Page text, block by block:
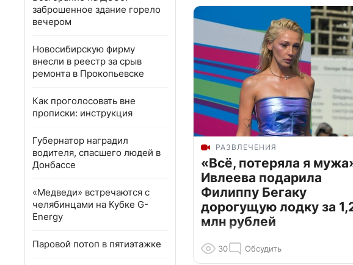
заброшенное здание горело
вечером
Новосибирскую фирму
внесли в реестр за срыв
ремонта в Прокопьевске
Как проголосовать вне
прописки: инструкция
Губернатор наградил
водителя, спасшего людей в
Донбассе
«Медведи» встречаются с
челябинцами на Кубке G-
Energy
Паровой потоп в пятиэтажке
РАЗВЛЕЧЕНИЯ
«Всё, потеряла я
Ивлеева подарила
Филиппу Бегаку
дорогущую лодку за
млн рублей
30 Обсудить